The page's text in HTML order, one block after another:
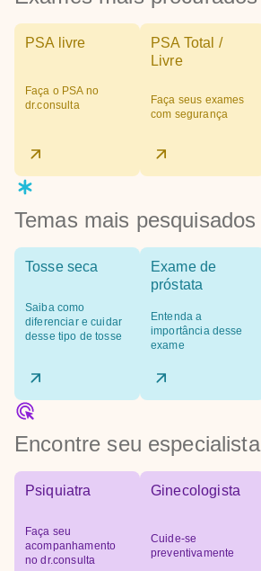
PSA livre
Faça o PSA no
dr.consulta
PSA Total /
Livre
Faça seus exames
com segurança
Temas mais pesquisados
Tosse seca
Saiba como
diferenciar e cuidar
desse tipo de tosse
Exame de
próstata
Entenda a
importância desse
exame
Encontre seu especialista
Psiquiatra
Faça seu
acompanhamento
no dr.consulta
Ginecologista
Cuide-se
preventivamente